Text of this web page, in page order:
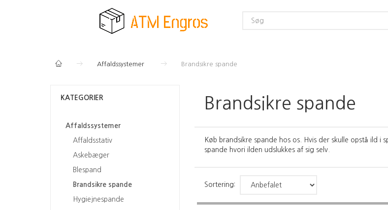
Affaldssystemer Brandsikre spande
KATEGORIER
Affaldssystemer
Affaldsstativ
Askebæger
Blespand
Brandsikre spande
Hygiejnespande
Brandsikre spande
Køb brandsikre spande hos os. Hvis der skulle opstå ild
spande hvori ilden udslukkes af sig selv.
Sortering: